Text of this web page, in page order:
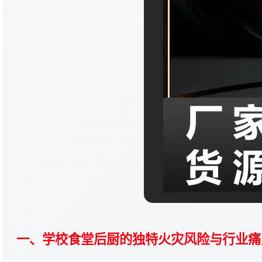
一、学校食堂后厨的独特火灾风险与行业